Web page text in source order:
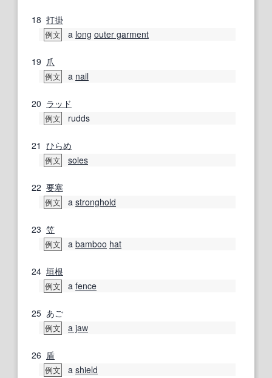
18 打掛
例文 a long outer garment
19 爪
例文 a nail
20 ラッド
例文 rudds
21 ひらめ
例文 soles
22 要塞
例文 a stronghold
23 笠
例文 a bamboo hat
24 垣根
例文 a fence
25 あご
例文 a jaw
26 盾
例文 a shield